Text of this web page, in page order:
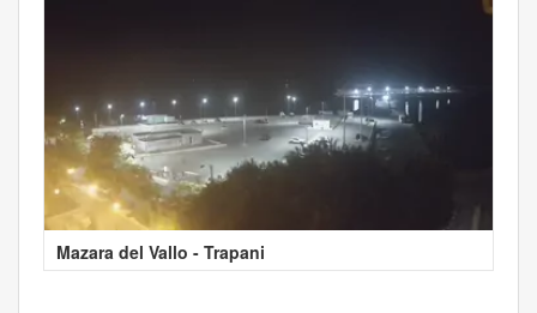
Mazara del Vallo - Trapani